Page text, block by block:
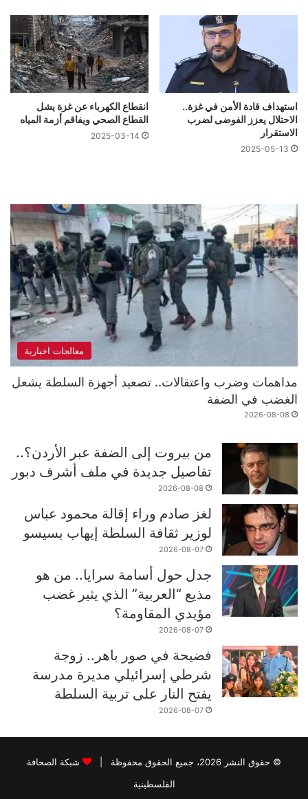
استهداف قادة الأمن في غزة..
الاحتلال يعزز الفوضى لضرب
الاستقرار
2025-05-13
انقطاع الكهرباء عن غزة يشل
القطاع الصحي ويفاقم أزمة المياه
2025-03-14
معالجات اخبارية
مداهمات وضرب واعتقالات.. تصعيد أجهزة السلطة يشعل
الغضب في الضفة
2026-08-08
من بيروت إلى الضفة عبر الأردن؟..
تفاصيل جديدة في ملف أشرف دبور
2026-08-08
لغز صادم وراء إقالة محمود عباس
لوزير ثقافة السلطة إيهاب بسيسو
2026-08-07
جدل حول أسامة سرايا.. من هو
مذيع “العربية” الذي يثير غضب
مؤيدي المقاومة؟
2026-08-07
فضيحة في صور باهر.. زوجة
شرطي إسرائيلي مديرة مدرسة
يفتح النار على تربية السلطة
2026-08-07
© حقوق النشر 2026، جميع الحقوق محفوظة |
شبكة الصحافة
الفلسطينية